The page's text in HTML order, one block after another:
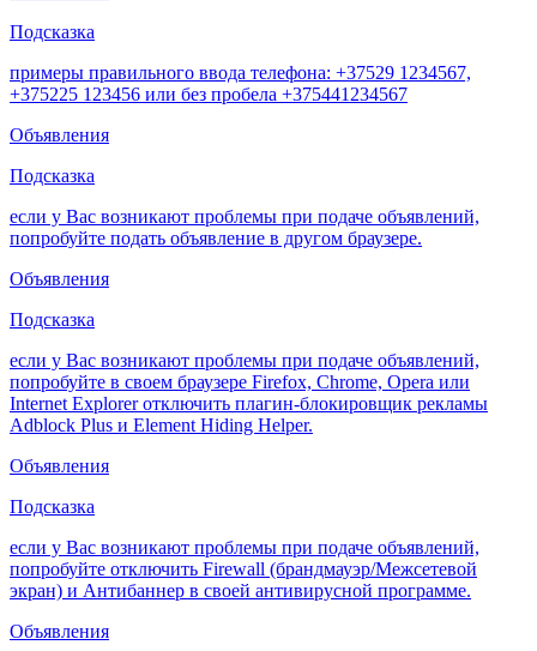
Подсказка
примеры правильного ввода телефона: +37529 1234567,
+375225 123456 или без пробела +375441234567
Объявления
Подсказка
если у Вас возникают проблемы при подаче объявлений,
попробуйте подать объявление в другом браузере.
Объявления
Подсказка
если у Вас возникают проблемы при подаче объявлений,
попробуйте в своем браузере Firefox, Chrome, Opera или
Internet Explorer отключить плагин-блокировщик рекламы
Adblock Plus и Element Hiding Helper.
Объявления
Подсказка
если у Вас возникают проблемы при подаче объявлений,
попробуйте отключить Firewall (брандмауэр/Межсетевой
экран) и Антибаннер в своей антивирусной программе.
Объявления